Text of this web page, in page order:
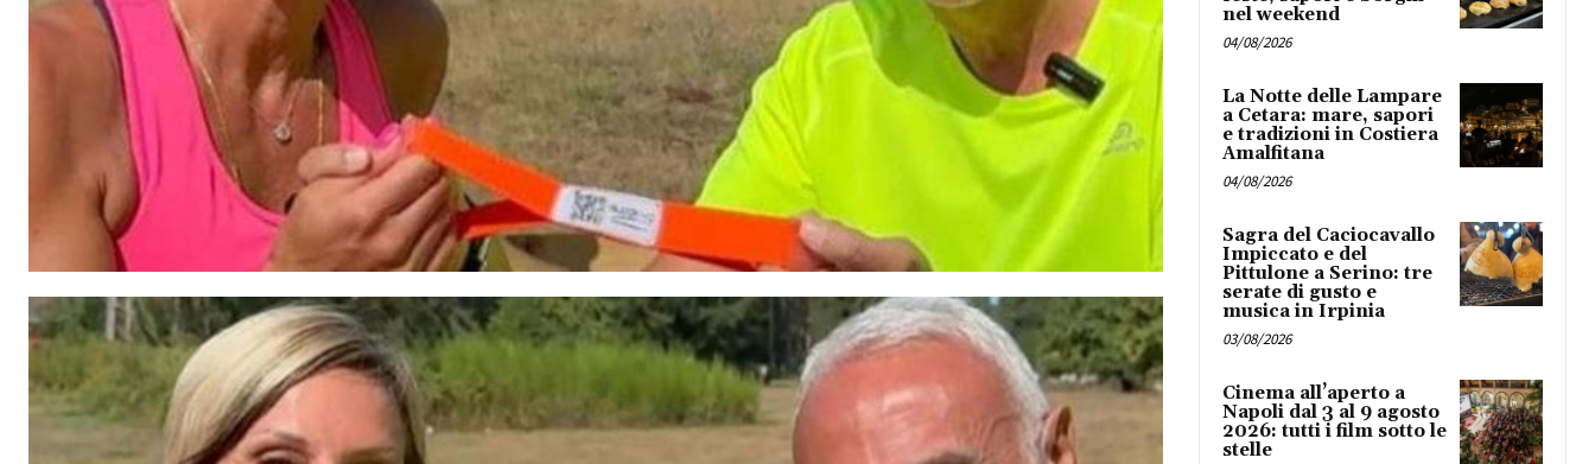
nel weekend
04/08/2026
La Notte delle Lampare
a Cetara: mare, sapori
e tradizioni in Costiera
Amalfitana
04/08/2026
Sagra del Caciocavallo
Impiccato e del
Pittulone a Serino: tre
serate di gusto e
musica in Irpinia
03/08/2026
Cinema all’aperto a
Napoli dal 3 al 9 agosto
2026: tutti i film sotto le
stelle